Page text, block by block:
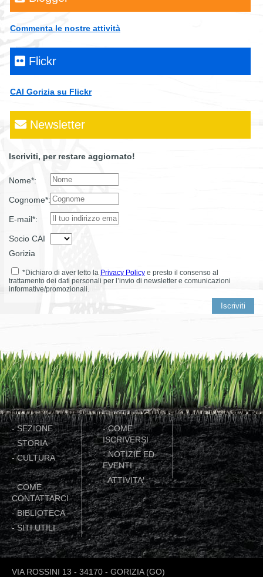
Commenta le nostre attività
Flickr
CAI Gorizia su Flickr
Newsletter
Iscriviti, per restare aggiornato!
Nome*:
Cognome*:
E-mail*:
Socio CAI
Gorizia
*Dichiaro di aver letto la Privacy Policy e presto il consenso al
trattamento dei dati personali per l’invio di newsletter e comunicazioni
informative/promozionali.
-SEZIONE
-STORIA
-CULTURA
-COME
ISCRIVERSI
-NOTIZIE ED
EVENTI
-ATTIVITA'
-COME
CONTATTARCI
-BIBLIOTECA
-SITI UTILI
VIA ROSSINI 13 - 34170 - GORIZIA (GO)